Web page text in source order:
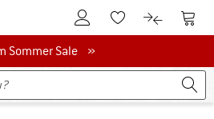
Zum KundenkontoZum Merkzettel.
Zum Zum
Sale
Sommer Sale »